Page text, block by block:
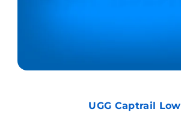
UGG Captrail Low